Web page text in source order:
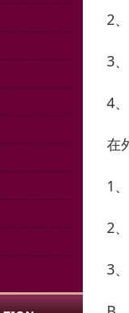
2
3
4
在
1
2
3